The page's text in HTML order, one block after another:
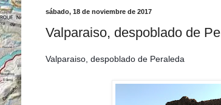
sábado, 18 de noviembre de 2017
Valparaiso, despoblado de
Valparaiso, despoblado de Peraleda